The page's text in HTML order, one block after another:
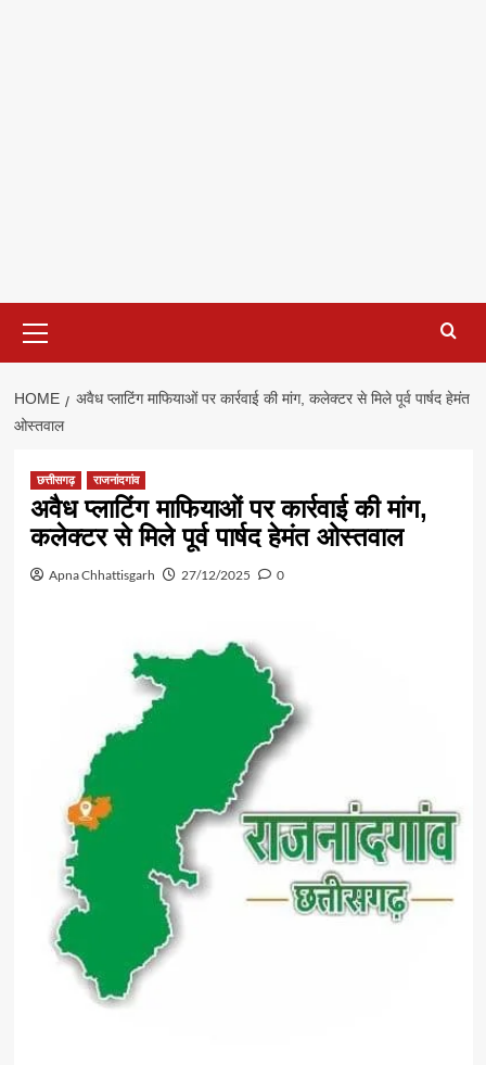
Menu
HOME
अवैध प्लाटिंग माफियाओं पर कार्रवाई की मांग, कलेक्टर से मिले पूर्व पार्षद हेमंत
ओस्तवाल
छत्तीसगढ़ राजनांदगांव
अवैध प्लाटिंग माफियाओं पर कार्रवाई की मांग,
कलेक्टर से मिले पूर्व पार्षद हेमंत ओस्तवाल
Apna Chhattisgarh 27/12/2025 0